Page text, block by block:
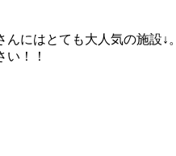
にはとても大人気の施設↓。
！！